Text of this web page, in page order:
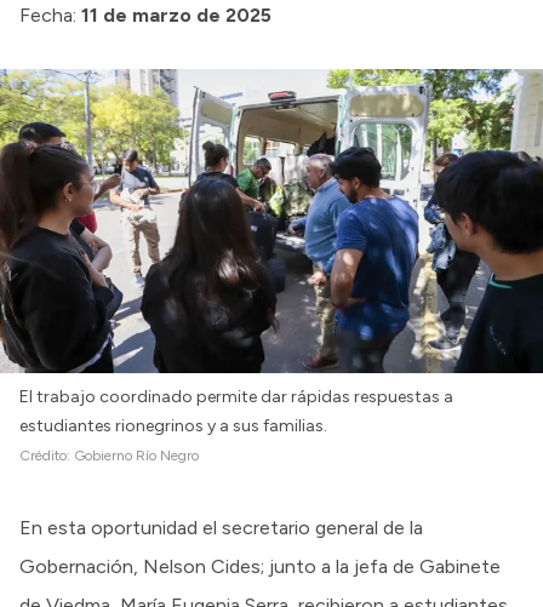
Compras y licitaciones
Consulta de expedientes
Consulta de pago a proveedores
Convocatorias
Intranet
Login
Fecha: 11 de marzo de 2025
El trabajo coordinado permite dar rápidas respuestas a
estudiantes rionegrinos y a sus familias.
Crédito: Gobierno Río Negro
En esta oportunidad el secretario general de la
Gobernación, Nelson Cides; junto a la jefa de Gabinete